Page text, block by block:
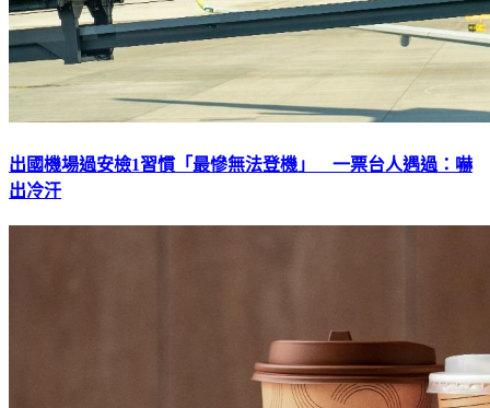
出國機場過安檢1習慣「最慘無法登機」 一票台人遇過：嚇
出冷汗